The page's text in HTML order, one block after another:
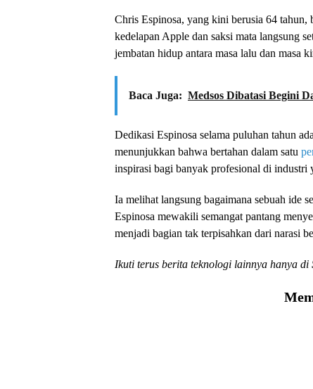
Chris Espinosa, yang kini berusia 64 tahun,
kedelapan Apple dan saksi mata langsung
jembatan hidup antara masa lalu dan masa
Baca Juga: Medsos Dibatasi Begini
Dedikasi Espinosa selama puluhan tahun
menunjukkan bahwa bertahan dalam satu
inspirasi bagi banyak profesional di industri
Ia melihat langsung bagaimana sebuah ide
Espinosa mewakili semangat pantang
menjadi bagian tak terpisahkan dari narasi
Ikuti terus berita teknologi lainnya hanya di